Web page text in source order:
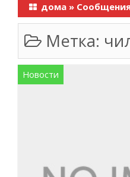
дома »
Метка:
Новости